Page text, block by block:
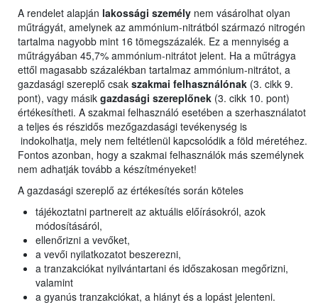
A rendelet alapján lakossági személy nem vásárolhat olyan
műtrágyát, amelynek az ammónium-nitrátból származó nitrogén
tartalma nagyobb mint 16 tömegszázalék. Ez a mennyiség a
műtrágyában 45,7% ammónium-nitrátot jelent. Ha a műtrágya
ettől magasabb százalékban tartalmaz ammónium-nitrátot, a
gazdasági szereplő csak szakmai felhasználónak (3. cikk 9.
pont), vagy másik gazdasági szereplőnek (3. cikk 10. pont)
értékesítheti. A szakmai felhasználó esetében a szerhasználatot
a teljes és részidős mezőgazdasági tevékenység is
indokolhatja, mely nem feltétlenül kapcsolódik a föld méretéhez.
Fontos azonban, hogy a szakmai felhasználók más személynek
nem adhatják tovább a készítményeket!
A gazdasági szereplő az értékesítés során köteles
tájékoztatni partnereit az aktuális előírásokról, azok
módosításáról,
ellenőrizni a vevőket,
a vevői nyilatkozatot beszerezni,
a tranzakciókat nyilvántartani és időszakosan megőrizni,
valamint
a gyanús tranzakciókat, a hiányt és a lopást jelenteni.